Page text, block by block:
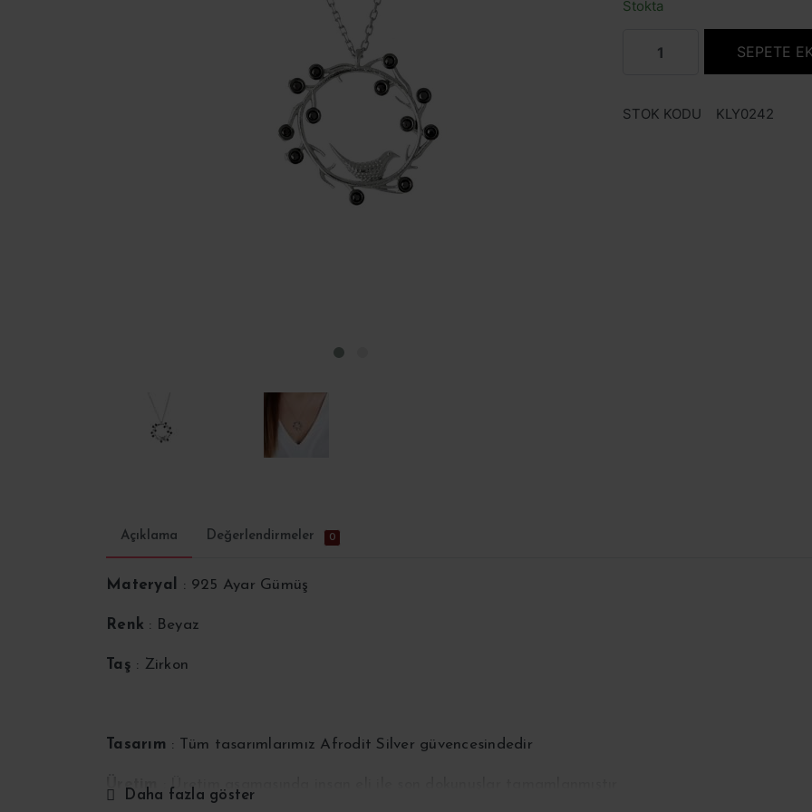
Stokta
SEPETE
STOK KODU KLY0242
Açıklama Değerlendirmeler 0
Materyal : 925 Ayar Gümüş
Renk : Beyaz
Taş : Zirkon
Tasarım : Tüm tasarımlarımız Afrodit Silver güvencesindedir
Üretim : Üretim aşamasında insan eli ile son dokunuşlar tamamlanmıştır
Daha fazla göster